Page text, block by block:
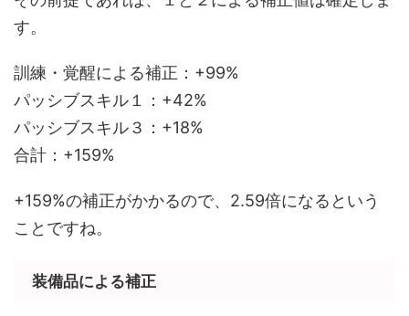
す。
訓練・覚醒による補正：+99%
パッシブスキル１：+42%
パッシブスキル３：+18%
合計：+159%
+159%の補正がかかるので、2.59倍になるという
ことですね。
装備品による補正